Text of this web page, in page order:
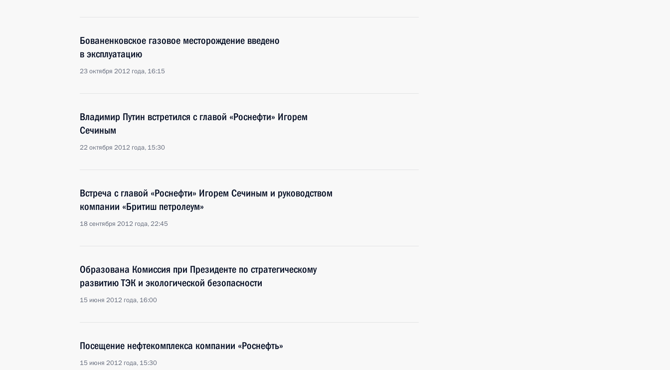
Бованенковское газовое месторождение введено
в эксплуатацию
23 октября 2012 года, 16:15
Владимир Путин встретился с главой «Роснефти» Игорем
Сечиным
22 октября 2012 года, 15:30
Встреча с главой «Роснефти» Игорем Сечиным и руководством
компании «Бритиш петролеум»
18 сентября 2012 года, 22:45
Образована Комиссия при Президенте по стратегическому
развитию ТЭК и экологической безопасности
15 июня 2012 года, 16:00
Посещение нефтекомплекса компании «Роснефть»
15 июня 2012 года, 15:30